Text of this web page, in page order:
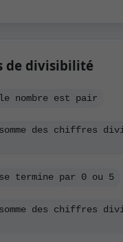
de divisibilité
nombre est pair
des chiffres
termine par 0 ou 5
des chiffres